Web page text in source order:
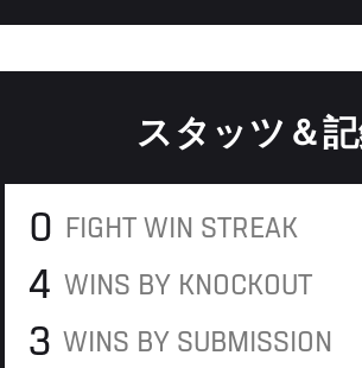
スタッツ＆
0 FIGHT WIN STREAK
4 WINS BY KNOCKOUT
3 WINS BY SUBMISSION